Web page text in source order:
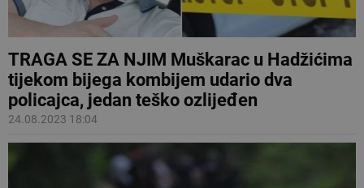
TRAGA SE ZA NJIM Muškarac u Hadžićima
tijekom bijega kombijem udario dva
policajca, jedan teško ozlijeđen
24.08.2023 18:04